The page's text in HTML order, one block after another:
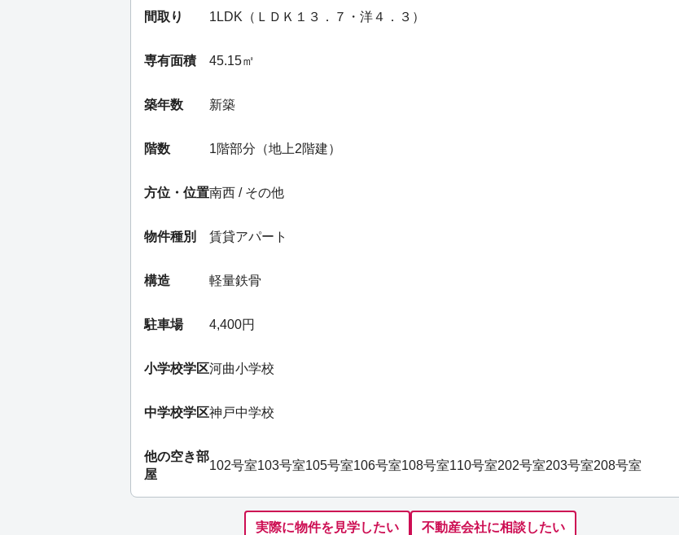
間取り 1LDK（ＬＤＫ１３．７・洋４．３）
専有面積 45.15㎡
築年数 新築
階数 1階部分（地上2階建）
方位・位置南西 / その他
物件種別 賃貸アパート
構造 軽量鉄骨
駐車場 4,400円
小学校学区河曲小学校
中学校学区神戸中学校
他の空き部
屋
102号室103号室105号室106号室108号室110号室202号室203号室208号室
実際に物件を見学したい
不動産会社に相談したい